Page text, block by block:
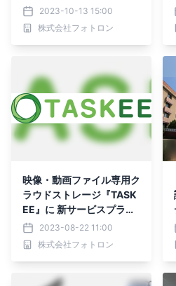
フトウェア新発売
2023-10-13 15:00
株式会社フォトロン
映像・動画ファイル専用ク
ラウドストレージ『TASK
EE』に 新サービスプラン
が登場 大容量映像コン
テンツのファイル転送・ア
ーカイブが リーズナブル
2023-08-22 11:00
株式会社フォトロン